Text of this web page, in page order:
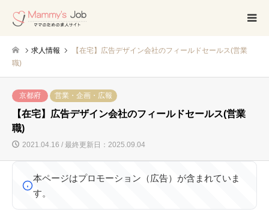
求人情報
【在宅】広告デザイン会社のフィールドセールス(営業
職)
京都府 営業・企画・広報
【在宅】広告デザイン会社のフィールドセールス(営業
職)
2021.04.16 / 最終更新日：2025.09.04
本ページはプロモーション（広告）が含まれていま
す。